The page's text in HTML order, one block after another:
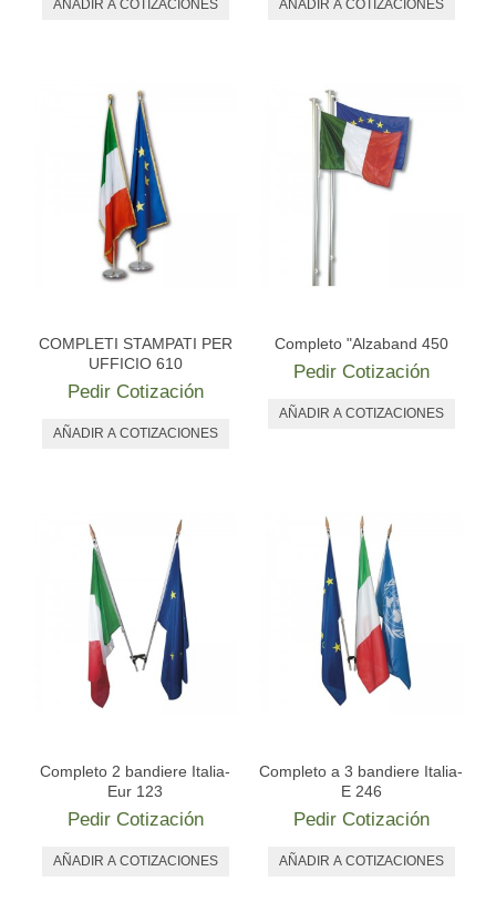
SET Y CONJUNTOS
ESTANDARTES Y CONFALONES
ACCESORIOS
EMBLEMAS Y OTROS
EVENTOS
ORDENES ECUESTRES
COMPLETI STAMPATI PER
UFFICIO 610
Pedir Cotización
Completo "Alzaband 450
Pedir Cotización
Completo 2 bandiere Italia-
Eur 123
Pedir Cotización
Completo a 3 bandiere Italia-
E 246
Pedir Cotización